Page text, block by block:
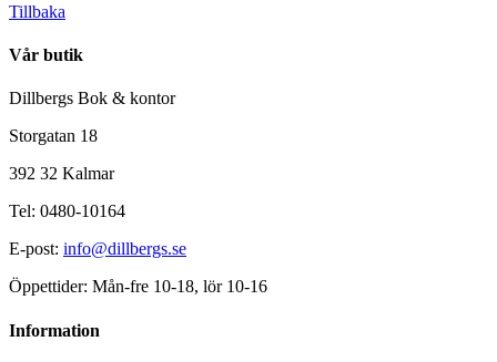
Tillbaka
Vår butik
Dillbergs Bok & kontor
Storgatan 18
392 32 Kalmar
Tel: 0480-10164
E-post: info@dillbergs.se
Öppettider: Mån-fre 10-18, lör 10-16
Information